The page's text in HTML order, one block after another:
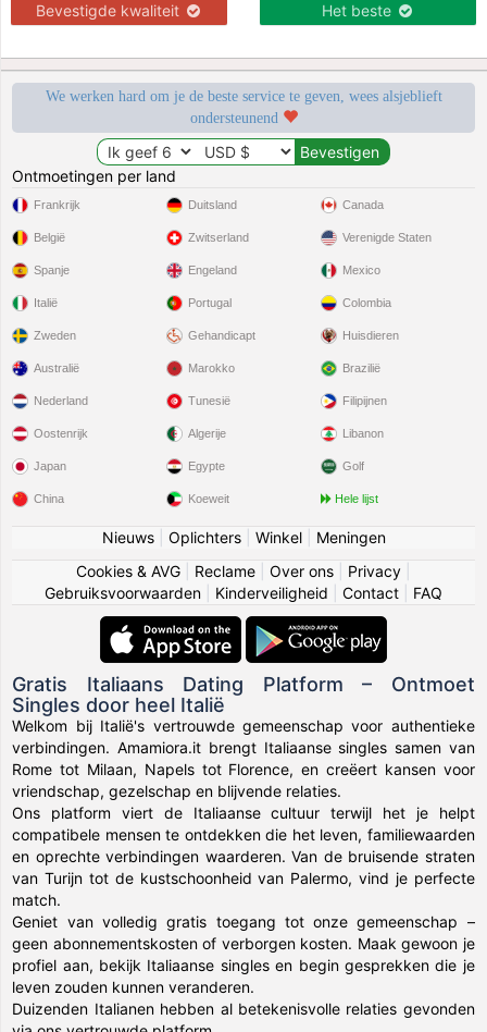
Bevestigde kwaliteit Het beste
We werken hard om je de beste service te geven, wees alsjeblieft
ondersteunend
Ontmoetingen per land
Frankrijk
België
Spanje
Italië
Zweden
Duitsland
Zwitserland
Engeland
Portugal
Gehandicapt
Canada
Verenigde Staten
Mexico
Colombia
Huisdieren
Australië
Nederland
Oostenrijk
Japan
China
Marokko
Tunesië
Algerije
Egypte
Koeweit
Brazilië
Filipijnen
Libanon
Golf
Hele lijst
Nieuws| Oplichters| Winkel| Meningen
Cookies & AVG
Reclame Over ons Privacy
Gebruiksvoorwaarden
Kinderveiligheid Contact FAQ
Gratis Italiaans Dating Platform – Ontmoet
Singles door heel Italië
Welkom bij Italië's vertrouwde gemeenschap voor authentieke
verbindingen. Amamiora.it brengt Italiaanse singles samen van
Rome tot Milaan, Napels tot Florence, en creëert kansen voor
vriendschap, gezelschap en blijvende relaties.
Ons platform viert de Italiaanse cultuur terwijl het je helpt
compatibele mensen te ontdekken die het leven, familiewaarden
en oprechte verbindingen waarderen. Van de bruisende straten
van Turijn tot de kustschoonheid van Palermo, vind je perfecte
match.
Geniet van volledig gratis toegang tot onze gemeenschap –
geen abonnementskosten of verborgen kosten. Maak gewoon je
profiel aan, bekijk Italiaanse singles en begin gesprekken die je
leven zouden kunnen veranderen.
Duizenden Italianen hebben al betekenisvolle relaties gevonden